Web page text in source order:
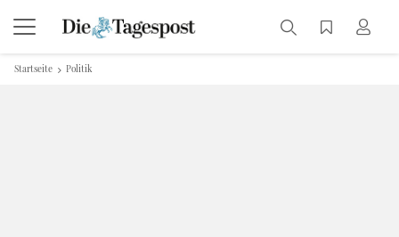
Startseite Politik